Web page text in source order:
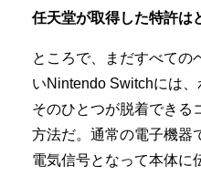
任天堂が取得した特許は
ところで、まだすべての
いNintendo Switchには、
そのひとつが脱着できる
方法だ。通常の電子機器
電気信号となって本体に